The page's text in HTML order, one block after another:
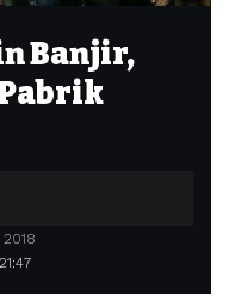
Banjir,